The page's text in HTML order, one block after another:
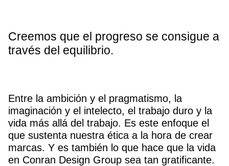
Creemos que el progreso se consigue a
través del equilibrio.
Entre la ambición y el pragmatismo, la
imaginación y el intelecto, el trabajo duro y la
vida más allá del trabajo. Es este enfoque el
que sustenta nuestra ética a la hora de crear
marcas. Y es también lo que hace que la vida
en Conran Design Group sea tan gratificante.